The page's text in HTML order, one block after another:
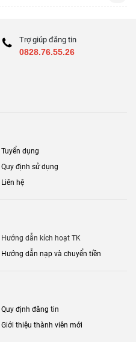
Trợ giúp đăng tin
0828.76.55.26
Tuyển dụng
Quy định sử dụng
Liên hệ
Hướng dẫn kích hoạt TK
Hướng dẫn nạp và chuyển tiền
Quy định đăng tin
Giới thiệu thành viên mới